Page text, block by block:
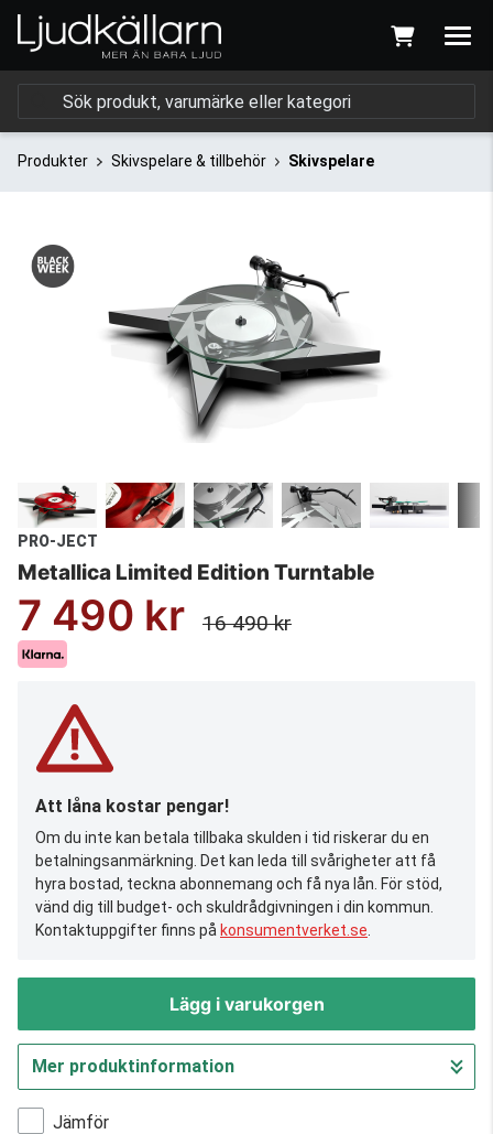
Produkter Skivspelare & tillbehör Skivspelare
PRO-JECT
Metallica Limited Edition Turntable
7 490 kr 16 490 kr
Att låna kostar pengar!
Om du inte kan betala tillbaka skulden i tid riskerar du en
betalningsanmärkning. Det kan leda till svårigheter att få
hyra bostad, teckna abonnemang och få nya lån. För stöd,
vänd dig till budget- och skuldrådgivningen i din kommun.
Kontaktuppgifter finns på konsumentverket.se
Lägg i varukorgen
Gå till kassan
Mer produktinformation
Jämför